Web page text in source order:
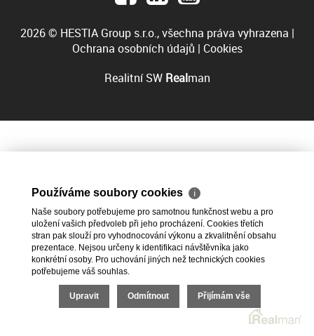
2026 © HESTIA Group s.r.o., všechna práva vyhrazena |
Ochrana osobních údajů | Cookies
Realitní SW Realman
Používáme soubory cookies ℹ
Naše soubory potřebujeme pro samotnou funkčnost webu a pro
uložení vašich předvoleb při jeho procházení. Cookies třetích
stran pak slouží pro vyhodnocování výkonu a zkvalitnění obsahu
prezentace. Nejsou určeny k identifikaci návštěvníka jako
konkrétní osoby. Pro uchování jiných než technických cookies
potřebujeme váš souhlas.
Upravit Odmítnout Přijímám vše